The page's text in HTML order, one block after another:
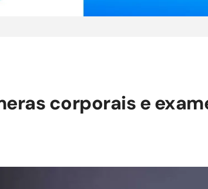
corporais e